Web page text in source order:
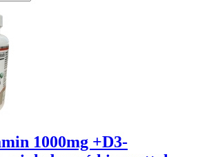
1000mg +D3-